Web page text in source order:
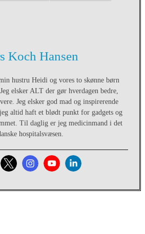
Koch Hansen
hustru Heidi og vores to skønne børn
elsker ALT der gør hverdagen bedre,
Jeg elsker god mad og inspirerende
altid haft et blødt punkt for gadgets og
Til daglig er jeg medicinmand i det
hospitalsvæsen.